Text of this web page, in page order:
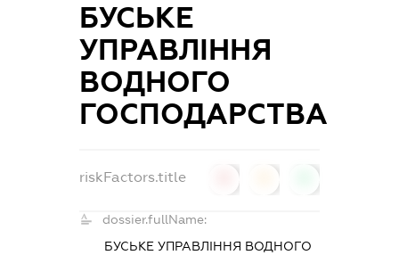
БУСЬКЕ
УПРАВЛІННЯ
ВОДНОГО
ГОСПОДАРСТВА
riskFactors.title
dossier.fullName:
БУСЬКЕ УПРАВЛІННЯ ВОДНОГО